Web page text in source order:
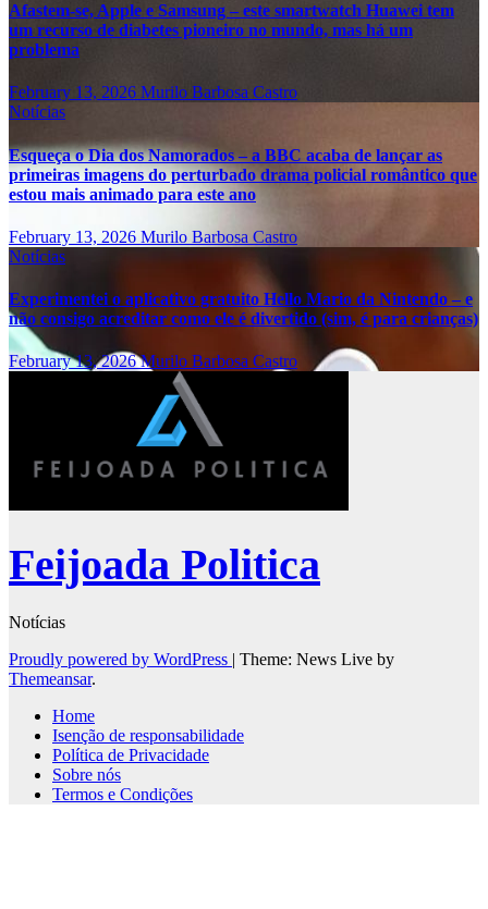
Afastem-se, Apple e Samsung – este smartwatch Huawei tem
um recurso de diabetes pioneiro no mundo, mas há um
problema
February 13, 2026 Murilo Barbosa Castro
Notícias
Esqueça o Dia dos Namorados – a BBC acaba de lançar as
primeiras imagens do perturbado drama policial romântico que
estou mais animado para este ano
February 13, 2026 Murilo Barbosa Castro
Notícias
Experimentei o aplicativo gratuito Hello Mario da Nintendo – e
não consigo acreditar como ele é divertido (sim, é para crianças)
February 13, 2026Murilo Barbosa Castro
Feijoada Politica
Notícias
Proudly powered by WordPress | Theme: News Live by
Themeansar.
Home
Isenção de responsabilidade
Política de Privacidade
Sobre nós
Termos e Condições